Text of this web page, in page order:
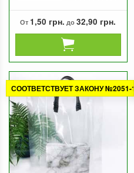
От 1,50 грн. до32,90 грн.
СООТВЕТСТВУЕТ ЗАКОНУ №2051-1